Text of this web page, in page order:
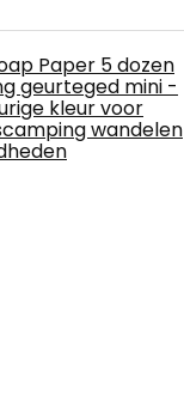
Paper 5 dozen
geurteged mini -
kleur voor
wandelen